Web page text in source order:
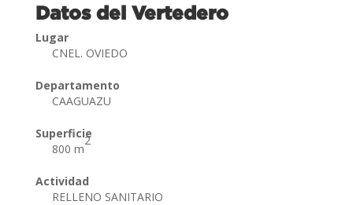
Datos del Vertedero
Lugar
CNEL. OVIEDO
Departamento
CAAGUAZU
Superficie
800 m
2
Actividad
RELLENO SANITARIO